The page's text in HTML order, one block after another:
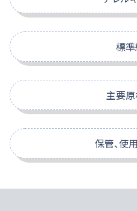
[常温]（加熱せずに常温でかた
以上）]（加熱調理した食品）
[常温]の場合、野菜・果物
使用におすすめです。素材
[温かい（65度以上）]の場
味が変わら
食感の仕上
特定原材料
特定原材料に準ずるもの
該当なし
標
たんぱく質
脂質
主要
デキストリン/グルコマンナン、
ランガム、ローカストビーンガム
保管、使